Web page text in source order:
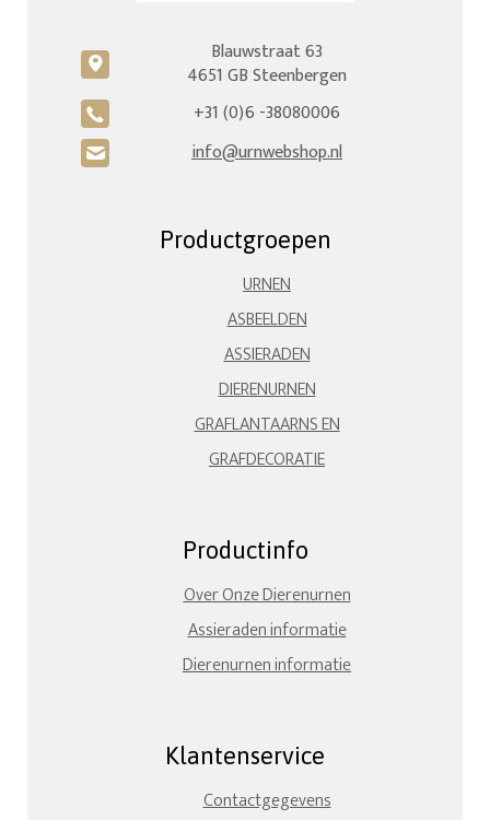
c
Blauwstraat 63
4651 GB Steenbergen
A +31 (0)6 -38080006
H info@urnwebshop.nl
Productgroepen
URNEN
ASBEELDEN
ASSIERADEN
DIERENURNEN
GRAFLANTAARNS EN
GRAFDECORATIE
Productinfo
Over Onze Dierenurnen
Assieraden informatie
Dierenurnen informatie
Klantenservice
Contactgegevens